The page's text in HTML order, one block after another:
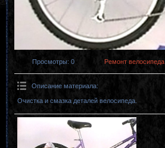
Просмотры: 0 Ремонт велосипеда
Описание материала:
Очистка и смазка деталей велосипеда.